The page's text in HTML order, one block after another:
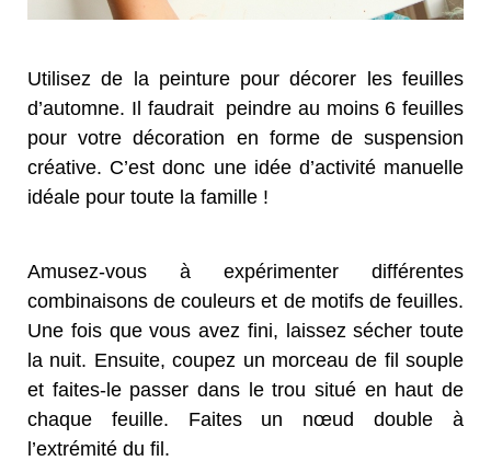
Utilisez de la peinture pour décorer les feuilles
d’automne. Il faudrait peindre au moins 6 feuilles
pour votre décoration en forme de suspension
créative. C’est donc une idée d’activité manuelle
idéale pour toute la famille !
Amusez-vous à expérimenter différentes
combinaisons de couleurs et de motifs de feuilles.
Une fois que vous avez fini, laissez sécher toute
la nuit. Ensuite, coupez un morceau de fil souple
et faites-le passer dans le trou situé en haut de
chaque feuille. Faites un nœud double à
l’extrémité du fil.